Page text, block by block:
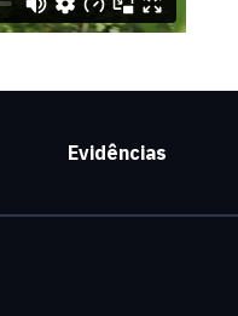
Evidências